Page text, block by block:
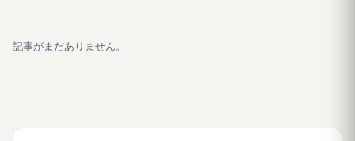
記事がまだありません。